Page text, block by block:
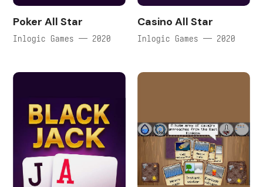
Poker All Star
Inlogic Games — 2020
Casino All Star
Inlogic Games — 2020